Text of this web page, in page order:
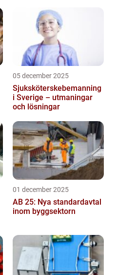
05 december 2025
Sjuksköterskebemanning
i Sverige – utmaningar
och lösningar
01 december 2025
AB 25: Nya standardavtal
inom byggsektorn